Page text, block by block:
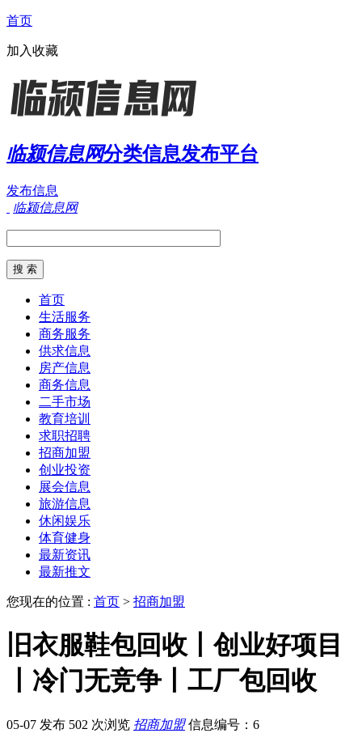
首页
加入收藏
临颍信息网分类信息发布平台
发布信息
临颍信息网
首页
生活服务
商务服务
供求信息
房产信息
商务信息
二手市场
教育培训
求职招聘
招商加盟
创业投资
展会信息
旅游信息
休闲娱乐
体育健身
最新资讯
最新推文
您现在的位置 : 首页 > 招商加盟
旧衣服鞋包回收丨创业好项目
丨冷门无竞争丨工厂包回收
05-07 发布 502 次浏览 招商加盟 信息编号：6